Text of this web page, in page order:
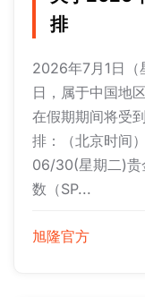
排
2026年7月1日（
日，属于中国地
在假期期间将受
排：（北京时间
06/30(星期二)贵
数（SP...
旭隆官方